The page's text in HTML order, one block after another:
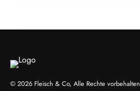
© 2026 Fleisch & Co, Alle Rechte vorbehalten